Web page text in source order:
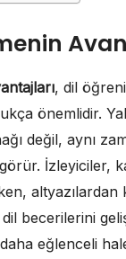
, dil
önemlidir.
değil, aynı
İzleyiciler,
altyazılardan
becerilerini
eğlenceli